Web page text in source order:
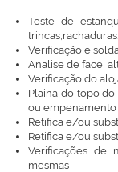
Teste de
trincas,rachaduras.
Verificação e
Analise de face,
Verificação do
Plaina do topo
ou empenamento
Retifica e/ou
Retifica e/ou
Verificações de
mesmas